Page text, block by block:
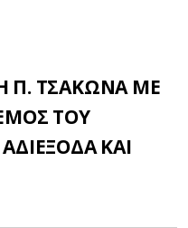
Π. ΤΣΑΚΩΝΑ ΜΕ
ΤΟΥ
ΚΑΙ